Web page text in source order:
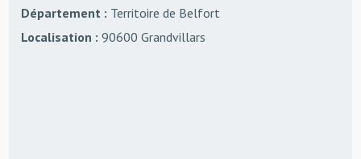
Département : Territoire de Belfort
Localisation : 90600 Grandvillars